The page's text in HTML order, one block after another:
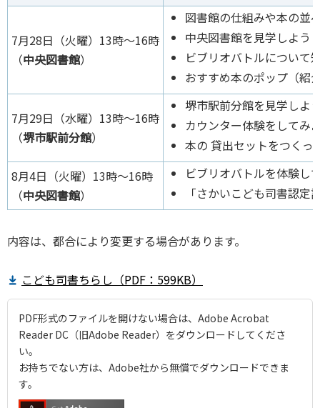
7月28日（火曜）13時～16時
（中央図書館）
図書館の仕組みや本の並
中央図書館を見学しよう
ビブリオバトルについて
おすすめ本のポップ（紹
7月29日（水曜）13時～16時
（堺市駅前分館）
堺市駅前分館を見学しよ
カウンター体験をしてみ
本の 貸出セットをつくっ
8月4日（火曜）13時～16時
（中央図書館）
ビブリオバトルを体験し
「さかいこども司書認定
内容は、都合により変更する場合があります。
こども司書ちらし（PDF：599KB）
PDF形式のファイルを開けない場合は、Adobe Acrobat
Reader DC（旧Adobe Reader）をダウンロードしてくださ
い。
お持ちでない方は、Adobe社から無償でダウンロードできま
す。